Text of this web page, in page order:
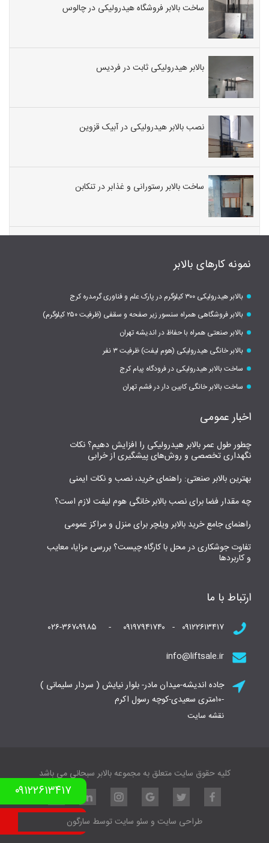
ساخت بالابر فروشگاه هیدرولیکی در چالوس
بالابر هیدرولیکی ثابت در فردیس
نصب بالابر هیدرولیکی در آبیک قزوین
ساخت بالابر رستورانی و غذابر در تنکابن
نمونه کارهای بالابر
بالابر هیدرولیکی ۳۰۰ کیلوگرم در پارک علم و فناوری گرمدره کرج
بالابر فروشگاهی همراه سنسور زیر صفحه و سقفی (ظرفیت ۲۵۰ کیلوگرم)
بالابر صنعتی همراه با حفاظ در اندیشه تهران
بالابر خانگی هیدرولیکی (هوم لیفت) ظرفیت ۳ نفر
ساخت بالابر هیدرولیکی در فرودگاه پیام کرج
ساخت بالابر خانگی کابین دار در فشم تهران
اخبار عمومی
چطور طول عمر بالابر هیدرولیکی را افزایش دهیم؟ نکات
نگهداری تخصصی و روش‌های پیشگیری از خرابی
بهترین بالابر صنعتی: راهنمای خرید، نصب و نکات ایمنی
چه مقدار فضا برای نصب بالابر خانگی هوم لیفت لازم است؟
راهنمای جامع خرید بالابر ویلچر برای منزل و مراکز عمومی
تفاوت جوشکاری در محل با کارگاه چیست؟ بررسی مزایا، معایب
و کاربردها
ارتباط با ما
۰۹۱۲۲۶۱۳۴۱۷ - ۰۹۱۹۷۹۴۱۷۴۰ - ۰۲۶-۳۶۷۰۹۹۸۵
info@liftsale.ir
جاده اندیشه-میدان مادر- بلوار نیایش ( سردار سلیمانی )
-۱۰متری سعیدی-کوچه رسول اکرم
نقشه سایت
۰۹۱۲۲۶۱۳۴۱۷
نمونه کار بالابر
کلیه حقوق سایت متعلق به مجموعه بالابر سبحانی می باشد
طراحی سایت و سئو سایت توسط سارگون